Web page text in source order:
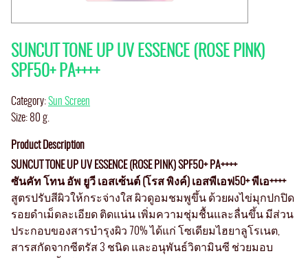
SUNCUT TONE UP UV ESSENCE (ROSE PINK)
SPF50+ PA++++
Category:Sun Screen
Size: 80 g.
Product Description
SUNCUT TONE UP UV ESSENCE (ROSE PINK) SPF50+ PA++++
ซันคัท โทน อัพ ยูวี เอสเซ้นต์ (โรส พิงค์) เอสพีเอฟ50+ พีเอ++++
สูตรปรับสีผิวให้กระจ่างใส ผิวดูอมชมพูขึ้น ด้วยผงไข่มุกปกปิด
รอยดำเม็ดละเอียด ติดแน่น เพิ่มความชุ่มชื้นและลื่นขึ้น มีส่วน
ประกอบของสารบำรุงผิว 70% ได้แก่ โซเดียมไฮยาลูโรเนต,
สารสกัดจากซีตรัส 3 ชนิด และอนุพันธ์วิตามินซี ช่วยมอบ